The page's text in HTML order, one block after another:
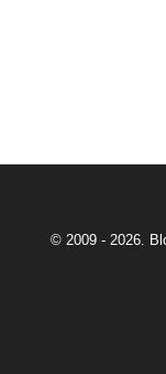
© 2009 - 2026.